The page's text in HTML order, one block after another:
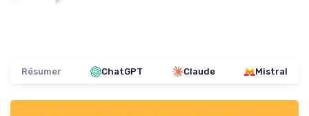
Résumer ChatGPT Claude Mistral